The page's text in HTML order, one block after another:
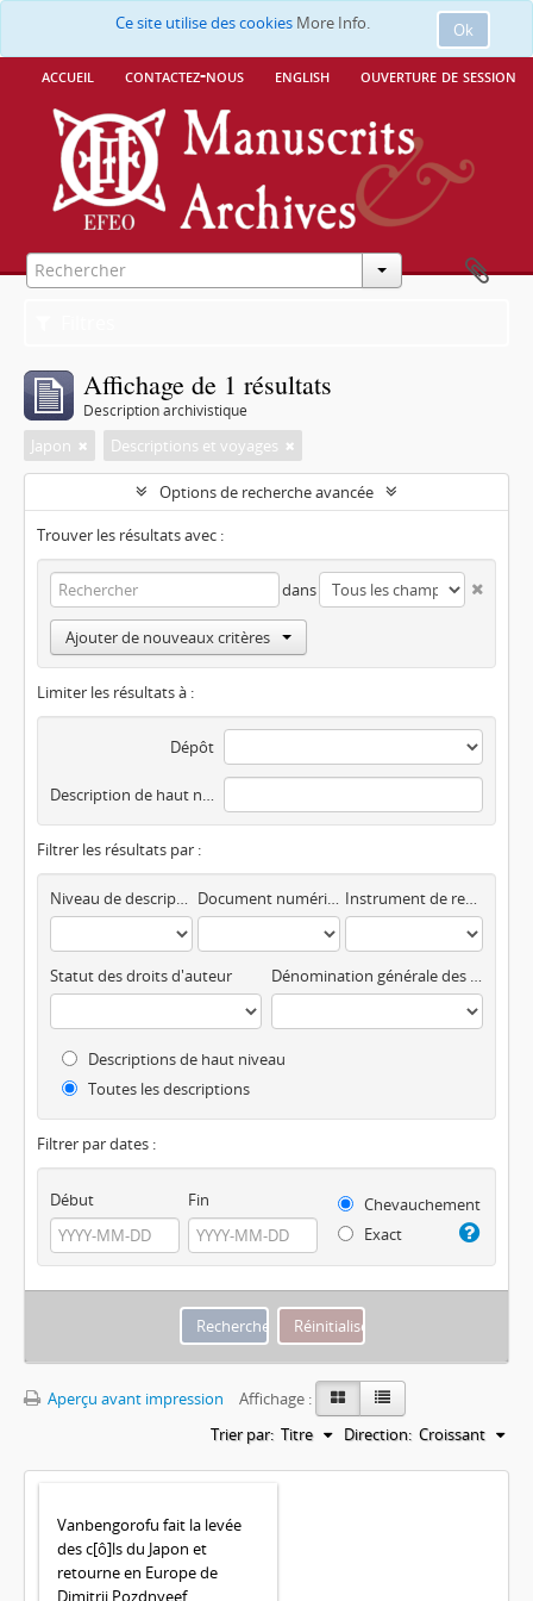
Ok
Ce site utilise des cookies More Info.
accueil contactez-nous english ouverture de session
Affichage de 1 résultats
Description archivistique
Japon Descriptions et voyages
Options de recherche avancée
Trouver les résultats avec :
dans
Ajouter de nouveaux critères
Limiter les résultats à :
Dépôt
Description de haut niveau
Filtrer les résultats par :
Niveau de description Document numérisé disponible Instrument de recherche
Statut des droits d'auteur Dénomination générale des documents
Descriptions de haut niveau
Toutes les descriptions
Filtrer par dates :
Début Fin
Chevauchement
Exact
Aperçu avant impression
Affichage :
Trier par: Titre Direction: Croissant
Vanbengorofu fait la levée
des c[ô]ls du Japon et
retourne en Europe de
Dimitrii Pozdnyeef